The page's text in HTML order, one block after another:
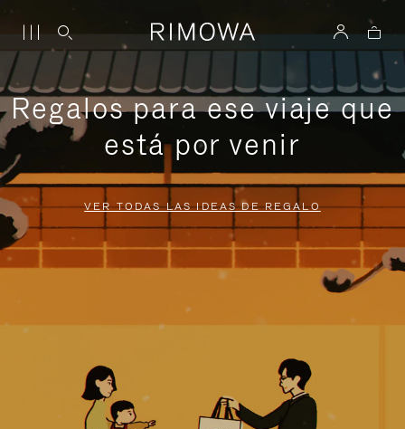
Regalos para ese viaje que
está por venir
VER TODAS LAS IDEAS DE REGALO